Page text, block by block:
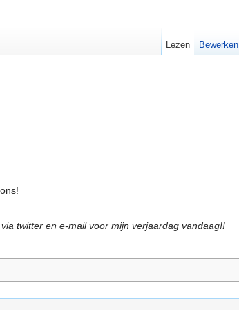
twitter en e-mail voor mijn verjaardag vandaag!!
Lezen Bewerken